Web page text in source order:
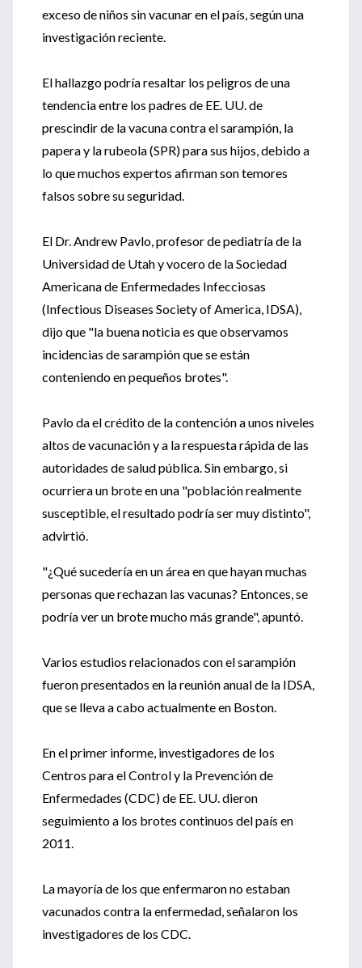
exceso de niños sin vacunar en el país, según una
investigación reciente.
El hallazgo podría resaltar los peligros de una
tendencia entre los padres de EE. UU. de
prescindir de la vacuna contra el sarampión, la
papera y la rubeola (SPR) para sus hijos, debido a
lo que muchos expertos afirman son temores
falsos sobre su seguridad.
El Dr. Andrew Pavlo, profesor de pediatría de la
Universidad de Utah y vocero de la Sociedad
Americana de Enfermedades Infecciosas
(Infectious Diseases Society of America, IDSA),
dijo que "la buena noticia es que observamos
incidencias de sarampión que se están
conteniendo en pequeños brotes".
Pavlo da el crédito de la contención a unos niveles
altos de vacunación y a la respuesta rápida de las
autoridades de salud pública. Sin embargo, si
ocurriera un brote en una "población realmente
susceptible, el resultado podría ser muy distinto",
advirtió.
"¿Qué sucedería en un área en que hayan muchas
personas que rechazan las vacunas? Entonces, se
podría ver un brote mucho más grande", apuntó.
Varios estudios relacionados con el sarampión
fueron presentados en la reunión anual de la IDSA,
que se lleva a cabo actualmente en Boston.
En el primer informe, investigadores de los
Centros para el Control y la Prevención de
Enfermedades (CDC) de EE. UU. dieron
seguimiento a los brotes continuos del país en
2011.
La mayoría de los que enfermaron no estaban
vacunados contra la enfermedad, señalaron los
investigadores de los CDC.